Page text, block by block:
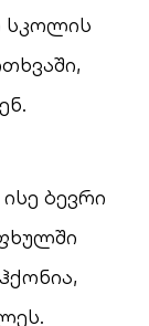
სკოლის
ბევრი